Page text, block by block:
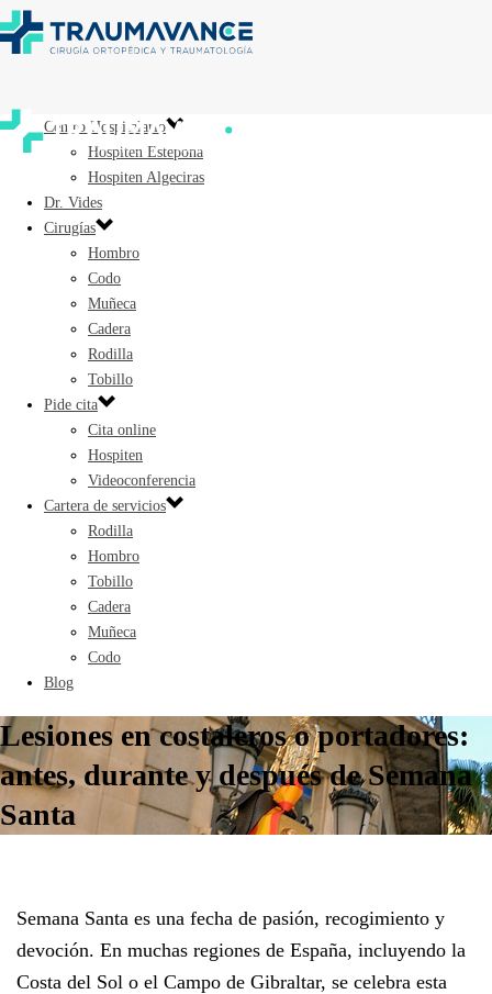
Centro Hospitalario
Hospiten Estepona
Hospiten Algeciras
Dr. Vides
Cirugías
Hombro
Codo
Muñeca
Cadera
Rodilla
Tobillo
Pide cita
Cita online
Hospiten
Videoconferencia
Cartera de servicios
Rodilla
Hombro
Tobillo
Cadera
Muñeca
Codo
Blog
Lesiones en costaleros o portadores:
antes, durante y después de Semana
Santa
Semana Santa es una fecha de pasión, recogimiento y
devoción. En muchas regiones de España, incluyendo la
Costa del Sol o el Campo de Gibraltar, se celebra esta